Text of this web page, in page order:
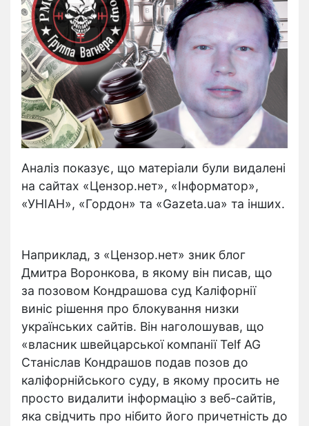
Аналіз показує, що матеріали були видалені
на сайтах «Цензор.нет», «Інформатор»,
«УНІАН», «Гордон» та «Gazeta.ua» та інших.
Наприклад, з «Цензор.нет» зник блог
Дмитра Воронкова, в якому він писав, що
за позовом Кондрашова суд Каліфорнії
виніс рішення про блокування низки
українських сайтів. Він наголошував, що
«власник швейцарської компанії Telf AG
Станіслав Кондрашов подав позов до
каліфорнійського суду, в якому просить не
просто видалити інформацію з веб-сайтів,
яка свідчить про нібито його причетність до